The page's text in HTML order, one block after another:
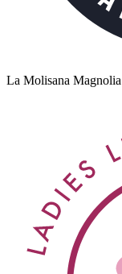
La Molisana